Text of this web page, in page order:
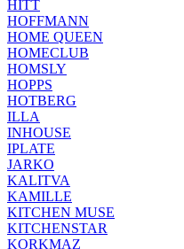
HITT
HOFFMANN
HOME QUEEN
HOMECLUB
HOMSLY
HOPPS
HOTBERG
ILLA
INHOUSE
IPLATE
JARKO
KALITVA
KAMILLE
KITCHEN MUSE
KITCHENSTAR
KORKMAZ